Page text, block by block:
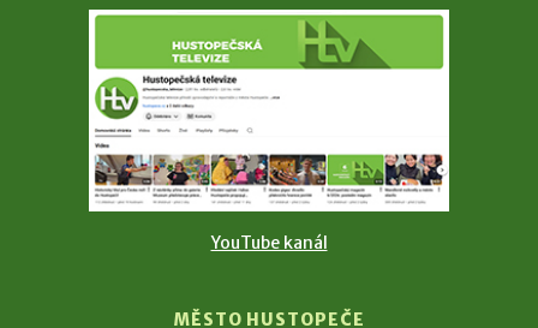
YouTube kanál
MĚSTO HUSTOPEČE